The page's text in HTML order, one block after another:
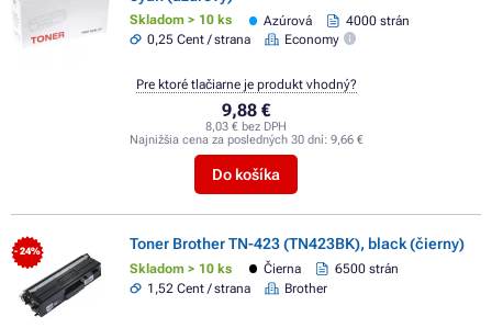
Skladom > 10 ks Azúrová
4000 strán
0,25 Cent / strana
Economy
9,88 €
8,03 € bez DPH
Najnižšia cena za posledných 30 dní: 9,66 €
Do košíka
Pre ktoré tlačiarne je produkt vhodný?
- 24% Toner Brother TN-423 (TN423BK), black (čierny)
Skladom > 10 ks Čierna
6500 strán
1,52 Cent / strana
Brother